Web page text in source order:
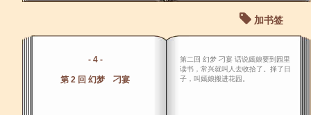
加书签
- 4 -
第 2 回 幻梦 刁宴
第二回 幻梦 刁宴 话说嫣娘要到园里
读书，常兴就叫人去收拾了。择了日
子，叫嫣娘搬进花园。